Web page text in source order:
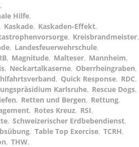
,
Hilfe,
, Kaskade, Kaskaden-Effekt,
, Kreisbrandmeister,
, Landesfeuerwehrschule,
, Magnitude, Malteser, Mannheim,
, Neckartalkaserne, Oberrheingraben,
, Quick Response, RDC,
Karlsruhe, Rescue Dogs,
, Retten und Bergen, Rettung,
, Rotes Kreuz, RSI,
, Schweizerischer Erdbebendienst,
, Table Top Exercise, TCRH,
, THW,